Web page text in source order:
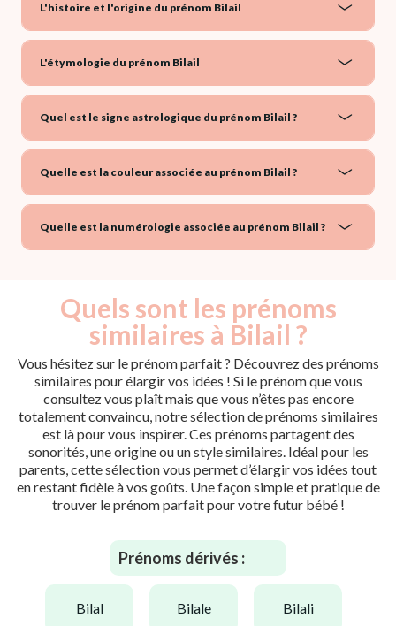
L'histoire et l'origine du prénom Bilail
L'étymologie du prénom Bilail
Quel est le signe astrologique du prénom Bilail ?
Quelle est la couleur associée au prénom Bilail ?
Quelle est la numérologie associée au prénom Bilail ?
Quels sont les prénoms
similaires à Bilail ?
Vous hésitez sur le prénom parfait ? Découvrez des prénoms
similaires pour élargir vos idées ! Si le prénom que vous
consultez vous plaît mais que vous n’êtes pas encore
totalement convaincu, notre sélection de prénoms similaires
est là pour vous inspirer. Ces prénoms partagent des
sonorités, une origine ou un style similaires. Idéal pour les
parents, cette sélection vous permet d’élargir vos idées tout
en restant fidèle à vos goûts. Une façon simple et pratique de
trouver le prénom parfait pour votre futur bébé !
Prénoms dérivés :
bilal bilale bilali